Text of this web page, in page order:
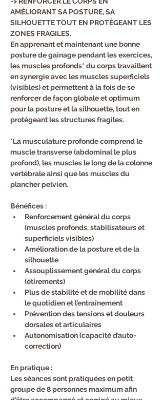
AMÉLIORANT SA POSTURE, SA
SILHOUETTE TOUT EN PROTÉGEANT LES
ZONES FRAGILES.
En apprenant et maintenant une bonne
posture de gainage pendant les exercices,
les muscles profonds* du corps travaillent
en synergie avec les muscles superficiels
(visibles) et permettent à la fois de se
renforcer de façon globale et optimum
pour la posture et la silhouette, tout en
protégeant les structures fragiles.
*La musculature profonde comprend le
muscle transverse (abdominal le plus
profond), les muscles le long de la colonne
vertébrale ainsi que les muscles du
plancher pelvien.
Bénéfices : ​
Renforcement général du corps
(muscles profonds, stabilisateurs et
superficiels visibles)
Amélioration de la posture et de la
silhouette
Assouplissement général du corps
(étirements)
Plus de stabilité et de mobilité dans
le quotidien et l’entraînement
Prévention des tensions et douleurs
dorsales et articulaires
Autonomisation (capacité d’auto-
correction)
En pratique :
Les séances sont pratiquées en petit
groupe de 8 personnes maximum afin